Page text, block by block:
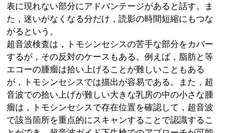
表に現れない部分にアドバンテージがあると話す。ま
た，迷いがなくなる分だけ，読影の時間短縮にもつな
がるという。
超音波検査は，トモシンセシスの苦手な部分をカバー
するが，その反対のケースもある。例えば，脂肪と等
エコーの腫瘤は拾い上げることが難しいこともある
が，トモシンセシスでは描出が容易である。また，超
音波での拾い上げが難しい大きな乳房の中の小さな腫
瘤は，トモシンセシスで存在位置を確認して，超音波
で該当箇所を重点的にスキャンすることで認識するこ